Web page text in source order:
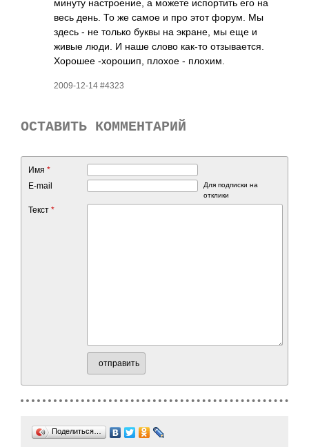
минуту наст­роен­ие, а можете испо­ртить его на
весь день. То же самое и про этот форум. Мы
здесь - не только буквы на экране, мы еще и
живые люди. И наше слово как-то отзы­вает­ся.
Хорошее -хор­ошип, плохое - плохим.
2009-12-14 #4323
ОСТАВИТЬ КОММЕНТАРИЙ
Имя *
E-mail
Для подписки на
отклики
Текст *
отправить
Поделиться…